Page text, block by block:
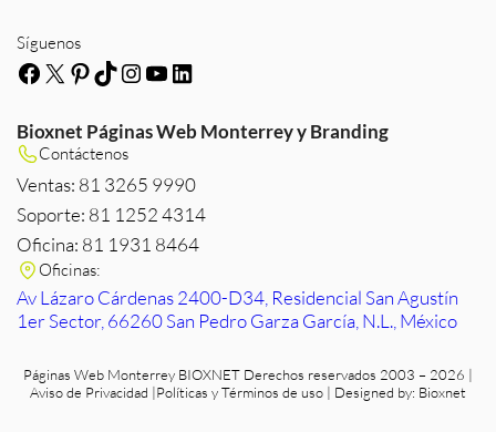
Síguenos
Facebook
X Pinterest
TikTok
Instagram
YouTube
LinkedIn
Bioxnet Páginas Web Monterrey y Branding
Contáctenos
Ventas: 81 3265 9990
Soporte: 81 1252 4314
Oficina: 81 1931 8464
Oficinas:
Av Lázaro Cárdenas 2400-D34, Residencial San Agustín
1er Sector, 66260 San Pedro Garza García, N.L., México
Páginas Web Monterrey BIOXNET Derechos reservados 2003 – 2026 |
Aviso de Privacidad |Políticas y Términos de uso | Designed by: Bioxnet